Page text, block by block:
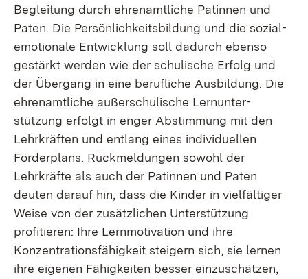
Begleitung durch ehrenamtliche Patinnen und
Paten. Die Persönlichkeitsbildung und die sozial-
emotionale Entwicklung soll dadurch ebenso
gestärkt werden wie der schulische Erfolg und
der Übergang in eine berufliche Ausbildung. Die
ehrenamtliche außerschulische Lernunter-
stützung erfolgt in enger Abstimmung mit den
Lehrkräften und entlang eines individuellen
Förderplans. Rückmeldungen sowohl der
Lehrkräfte als auch der Patinnen und Paten
deuten darauf hin, dass die Kinder in vielfältiger
Weise von der zusätzlichen Unterstützung
profitieren: Ihre Lernmotivation und ihre
Konzentrationsfähigkeit steigern sich, sie lernen
ihre eigenen Fähigkeiten besser einzuschätzen,